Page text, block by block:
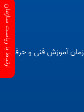
آموزش فنی و حرفه ارتباط با ریاست سازمان